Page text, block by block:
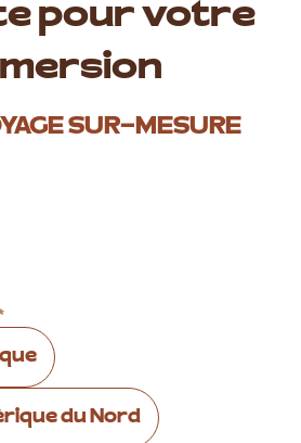
pour votre
SUR-MESURE
du Nord